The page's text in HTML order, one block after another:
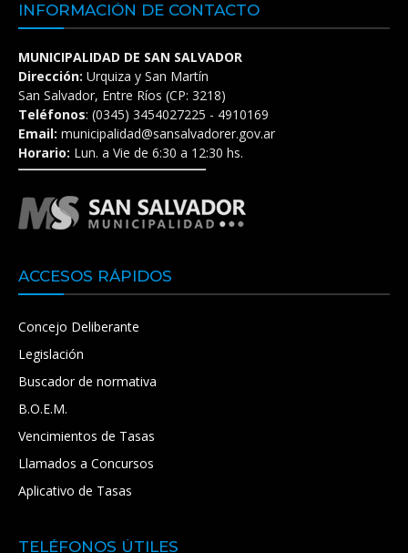
INFORMACIÓN DE CONTACTO
MUNICIPALIDAD DE SAN SALVADOR
Dirección: Urquiza y San Martín
San Salvador, Entre Ríos (CP: 3218)
Teléfonos: (0345) 3454027225 - 4910169
Email: municipalidad@sansalvadorer.gov.ar
Horario: Lun. a Vie de 6:30 a 12:30 hs.
ACCESOS RÁPIDOS
Concejo Deliberante
Legislación
Buscador de normativa
B.O.E.M.
Vencimientos de Tasas
Llamados a Concursos
Aplicativo de Tasas
TELÉFONOS ÚTILES